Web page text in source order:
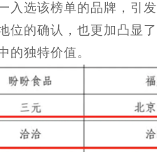
入选该榜单的品牌，引
位的确认，也更加凸显
的独特价值。